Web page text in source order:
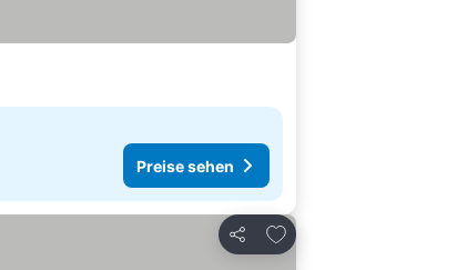
Preise sehen
Teilen
Zu Favoriten hinzufügen